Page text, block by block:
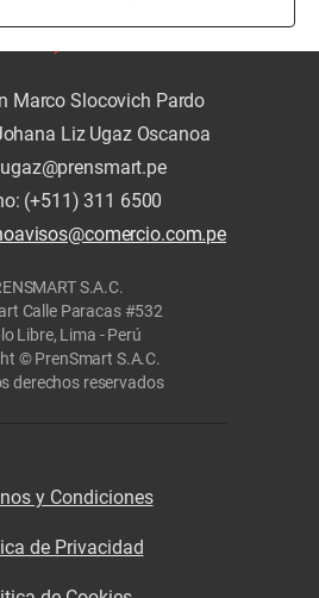
Marco Slocovich Pardo
Liz Ugaz Oscanoa
(+511) 311 6500
S.A.C.
Calle Paracas #532
Libre, Lima - Perú
© PrenSmart S.A.C.
derechos reservados
y Condiciones
de Privacidad